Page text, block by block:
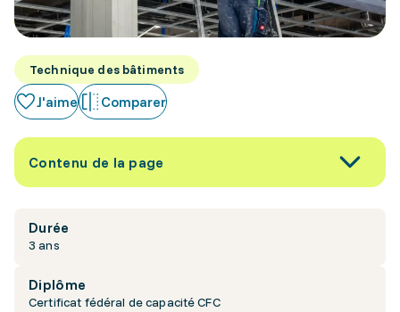
Technique des bâtiments
J'aime Comparer
Contenu de la page
Durée
3 ans
Diplôme
Certificat fédéral de capacité CFC